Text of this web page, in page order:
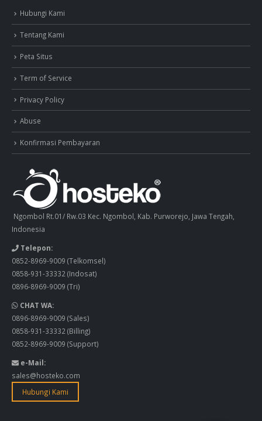
Hubungi Kami
Tentang Kami
Peta Situs
Term of Service
Privacy Policy
Abuse
Konfirmasi Pembayaran
Ngombol Rt.01/ Rw.03 Kec. Ngombol, Kab. Purworejo, Jawa Tengah,
Indonesia
Telepon:
0852-8969-9009 (Telkomsel)
0858-931-33332 (Indosat)
0896-8969-9009 (Tri)
CHAT WA:
0896-8969-9009 (Sales)
0858-931-33332 (Billing)
0852-8969-9009 (Support)
e-Mail:
sales@hosteko.com
Hubungi Kami